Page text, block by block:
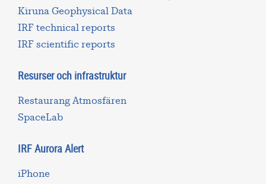
Kiruna Geophysical Data
IRF technical reports
IRF scientific reports
Resurser och infrastruktur
Restaurang Atmosfären
SpaceLab
IRF Aurora Alert
iPhone